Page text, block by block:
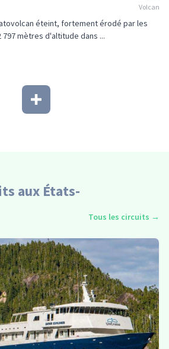
Volcan
éteint, fortement érodé par les
mètres d'altitude dans ...
aux États-
Tous les circuits →